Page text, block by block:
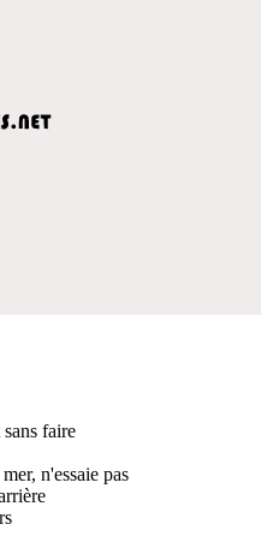
faire
n'essaie pas